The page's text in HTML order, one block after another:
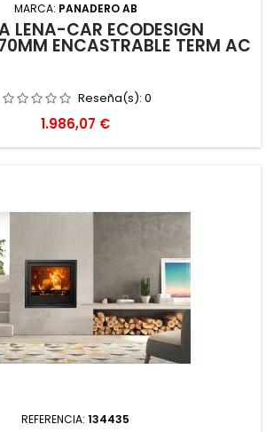
MARCA: PANADERO AB
LEÑA-CAR ECODESIGN
ENCASTRABLE TERM AC
Reseña(s): 0
Precio
1.986,07 €
REFERENCIA: 134435